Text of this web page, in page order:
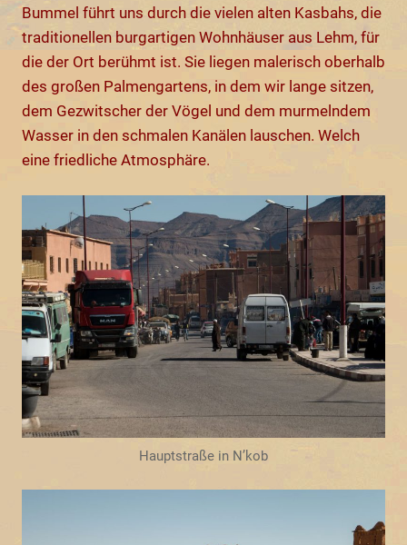
Bummel führt uns durch die vielen alten Kasbahs, die
traditionellen burgartigen Wohnhäuser aus Lehm, für
die der Ort berühmt ist. Sie liegen malerisch oberhalb
des großen Palmengartens, in dem wir lange sitzen,
dem Gezwitscher der Vögel und dem murmelndem
Wasser in den schmalen Kanälen lauschen. Welch
eine friedliche Atmosphäre.
Hauptstraße in N’kob